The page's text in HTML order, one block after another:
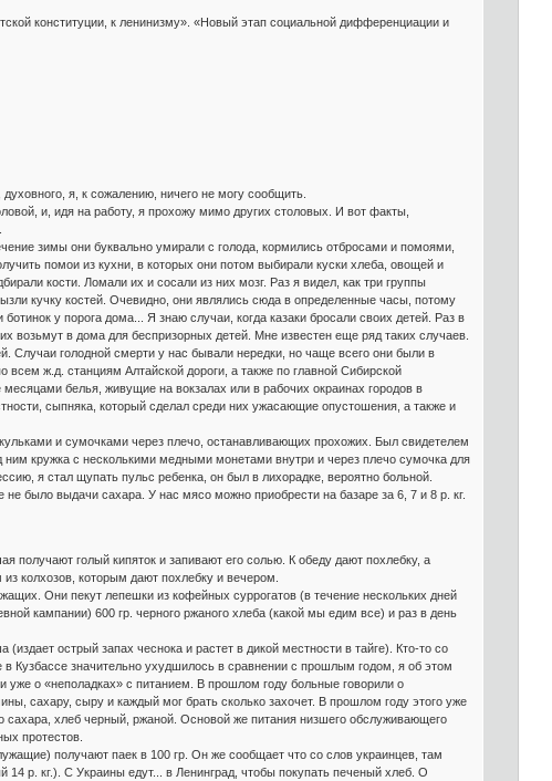
конституции, к ленинизму». «Новый этап социальной дифференциации и
я, к сожалению, ничего не могу сообщить.
и, идя на работу, я прохожу мимо других столовых. И вот факты,
зимы они буквально умирали с голода, кормились отбросами и помоями,
помои из кухни, в которых они потом выбирали куски хлеба, овощей и
кости. Ломали их и сосали из них мозг. Раз я видел, как три группы
кучку костей. Очевидно, они являлись сюда в определенные часы, потому
у порога дома... Я знаю случаи, когда казаки бросали своих детей. Раз в
возьмут в дома для беспризорных детей. Мне известен еще ряд таких случаев.
Случаи голодной смерти у нас бывали нередки, но чаще всего они были в
ж.д. станциям Алтайской дороги, а также по главной Сибирской
белья, живущие на вокзалах или в рабочих окраинах городов в
сыпняка, который сделал среди них ужасающие опустошения, а также и
и сумочками через плечо, останавливающих прохожих. Был свидетелем
кружка с несколькими медными монетами внутри и через плечо сумочка для
я стал щупать пульс ребенка, он был в лихорадке, вероятно больной.
было выдачи сахара. У нас мясо можно приобрести на базаре за 6, 7 и 8 р. кг.
получают голый кипяток и запивают его солью. К обеду дают похлебку, а
колхозов, которым дают похлебку и вечером.
Они пекут лепешки из кофейных суррогатов (в течение нескольких дней
кампании) 600 гр. черного ржаного хлеба (какой мы едим все) и раз в день
острый запах чеснока и растет в дикой местности в тайге). Кто-то со
Кузбассе значительно ухудшилось в сравнении с прошлым годом, я об этом
о «неполадках» с питанием. В прошлом году больные говорили о
сахару, сыру и каждый мог брать сколько захочет. В прошлом году этого уже
хлеб черный, ржаной. Основой же питания низшего обслуживающего
протестов.
получают паек в 100 гр. Он же сообщает что со слов украинцев, там
р. кг.). С Украины едут... в Ленинград, чтобы покупать печеный хлеб. О